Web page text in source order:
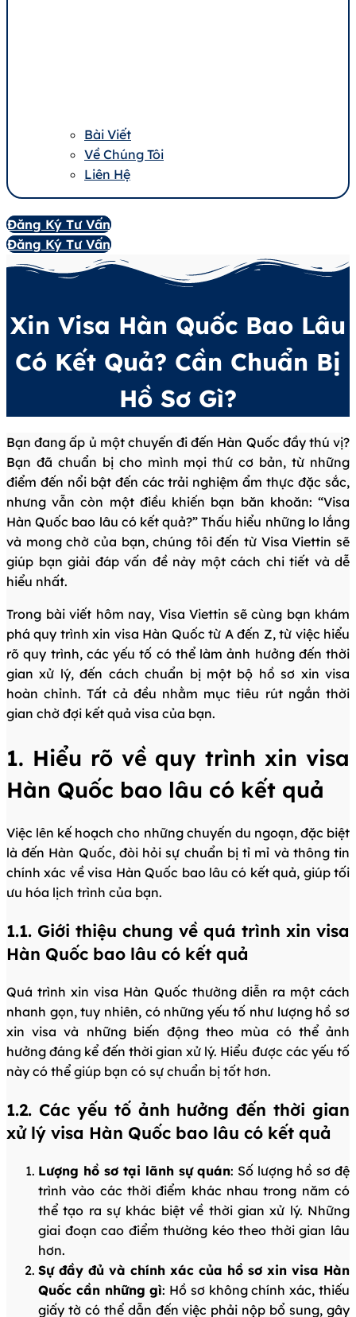
Bài Viết
Về Chúng Tôi
Liên Hệ
Đăng Ký Tư Vấn
Đăng Ký Tư Vấn
Xin Visa Hàn Quốc Bao Lâu
Có Kết Quả? Cần Chuẩn Bị
Hồ Sơ Gì?
Bạn đang ấp ủ một chuyến đi đến Hàn Quốc đầy thú vị?
Bạn đã chuẩn bị cho mình mọi thứ cơ bản, từ những
điểm đến nổi bật đến các trải nghiệm ẩm thực đặc sắc,
nhưng vẫn còn một điều khiến bạn băn khoăn: “Visa
Hàn Quốc bao lâu có kết quả?” Thấu hiểu những lo lắng
và mong chờ của bạn, chúng tôi đến từ Visa Viettin sẽ
giúp bạn giải đáp vấn đề này một cách chi tiết và dễ
hiểu nhất.
Trong bài viết hôm nay, Visa Viettin sẽ cùng bạn khám
phá quy trình xin visa Hàn Quốc từ A đến Z, từ việc hiểu
rõ quy trình, các yếu tố có thể làm ảnh hưởng đến thời
gian xử lý, đến cách chuẩn bị một bộ hồ sơ xin visa
hoàn chỉnh. Tất cả đều nhằm mục tiêu rút ngắn thời
gian chờ đợi kết quả visa của bạn.
1. Hiểu rõ về quy trình xin visa
Hàn Quốc bao lâu có kết quả
Việc lên kế hoạch cho những chuyến du ngoạn, đặc biệt
là đến Hàn Quốc, đòi hỏi sự chuẩn bị tỉ mỉ và thông tin
chính xác về visa Hàn Quốc bao lâu có kết quả, giúp tối
ưu hóa lịch trình của bạn.
1.1. Giới thiệu chung về quá trình xin visa
Hàn Quốc bao lâu có kết quả
Quá trình xin visa Hàn Quốc thường diễn ra một cách
nhanh gọn, tuy nhiên, có những yếu tố như lượng hồ sơ
xin visa và những biến động theo mùa có thể ảnh
hưởng đáng kể đến thời gian xử lý. Hiểu được các yếu tố
này có thể giúp bạn có sự chuẩn bị tốt hơn.
1.2. Các yếu tố ảnh hưởng đến thời gian
xử lý visa Hàn Quốc bao lâu có kết quả
Lượng hồ sơ tại lãnh sự quán: Số lượng hồ sơ đệ
trình vào các thời điểm khác nhau trong năm có
thể tạo ra sự khác biệt về thời gian xử lý. Những
giai đoạn cao điểm thường kéo theo thời gian lâu
hơn.
Sự đầy đủ và chính xác của hồ sơ xin visa Hàn
Quốc cần những gì: Hồ sơ không chính xác, thiếu
giấy tờ có thể dẫn đến việc phải nộp bổ sung, gây